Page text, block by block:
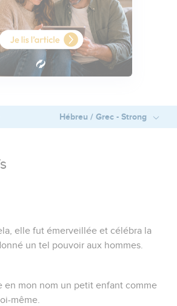
Hébreu / Grec - Strong
elle fut émerveillée et célébra la
un tel pouvoir aux hommes.
en mon nom un petit enfant comme
même.